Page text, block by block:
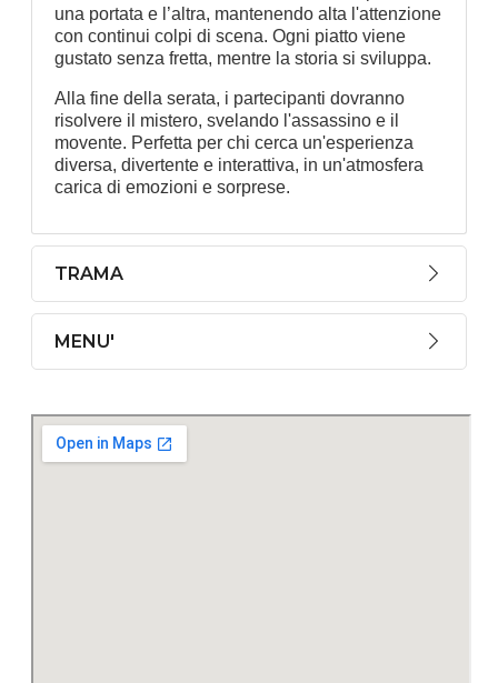
una portata e l’altra, mantenendo alta l'attenzione
con continui colpi di scena. Ogni piatto viene
gustato senza fretta, mentre la storia si sviluppa.
Alla fine della serata, i partecipanti dovranno
risolvere il mistero, svelando l'assassino e il
movente. Perfetta per chi cerca un'esperienza
diversa, divertente e interattiva, in un'atmosfera
carica di emozioni e sorprese.
TRAMA
MENU'